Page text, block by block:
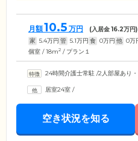
月額10.5 万円 (入居金16.2万円
家 5.4万円 管 5.1万円 食 0万円 他 0万
個室 / 18m2 / プラン１
24時間介護士常駐 /2人部屋あり
居室24室 /
空き状況を知る